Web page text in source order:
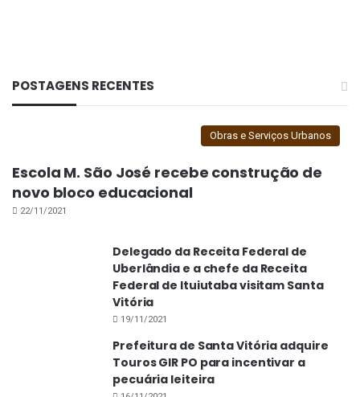
POSTAGENS RECENTES
Obras e Serviços Urbanos
Escola M. São José recebe construção de
novo bloco educacional
22/11/2021
Delegado da Receita Federal de
Uberlândia e a chefe da Receita
Federal de Ituiutaba visitam Santa
Vitória
19/11/2021
Prefeitura de Santa Vitória adquire
Touros GIR PO para incentivar a
pecuária leiteira